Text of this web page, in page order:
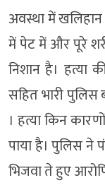
अवस्था में
में पेट में और पूरे
निशान है। हत्या
सहित भारी
। हत्या किन
पाया है। पुलिस ने
भिजवा ते हुए